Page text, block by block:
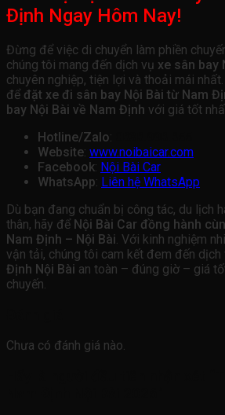
Định Ngay Hôm Nay!
Đừng để việc di chuyển làm phiền
chúng tôi mang đến dịch vụ xe sân bay
chuyên nghiệp, tiện lợi và thoải mái
để đặt xe đi sân bay Nội Bài từ Nam
bay Nội Bài về Nam Định với giá tốt
Hotline/Zalo:
Website: www.noibaicar.com
Facebook: Nội Bài Car
WhatsApp: Liên hệ WhatsApp
Dù bạn đang chuẩn bị công tác, du lịch
thân, hãy để Nội Bài Car đồng hành
Nam Định – Nội Bài. Với kinh nghiệm
vận tải, chúng tôi cam kết đem đến dịch
Định Nội Bài an toàn – đúng giờ – giá
chuyến.
Chưa có đánh giá nào.